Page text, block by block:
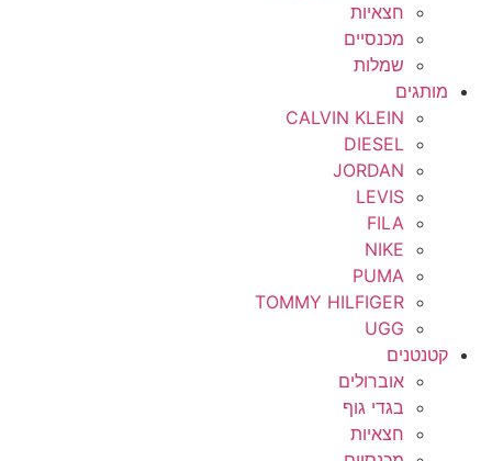
חצאיות
מכנסיים
שמלות
מותגים
CALVIN KLEIN
DIESEL
JORDAN
LEVIS
FILA
NIKE
PUMA
TOMMY HILFIGER
UGG
קטנטנים
אוברולים
בגדי גוף
חצאיות